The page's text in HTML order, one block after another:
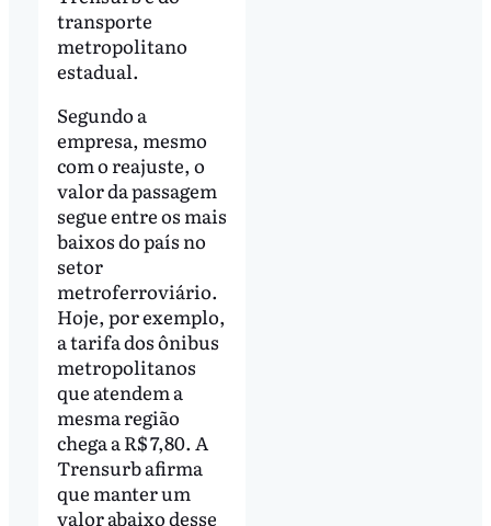
transporte
metropolitano
estadual.
Segundo a
empresa, mesmo
com o reajuste, o
valor da passagem
segue entre os mais
baixos do país no
setor
metroferroviário.
Hoje, por exemplo,
a tarifa dos ônibus
metropolitanos
que atendem a
mesma região
chega a R$ 7,80. A
Trensurb afirma
que manter um
valor abaixo desse